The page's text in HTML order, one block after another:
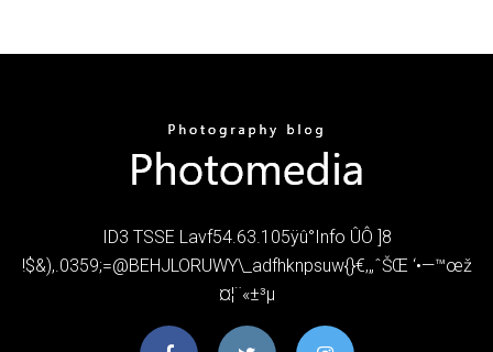
ID3 TSSE Lavf54.63.105ÿû°Info ÛÔ ]8
!$&),.0359;=@BEHJLORUWY\_adfhknpsuw{}€‚„ˆŠŒ ‘•—™œž
¤¦¨«­±³µ